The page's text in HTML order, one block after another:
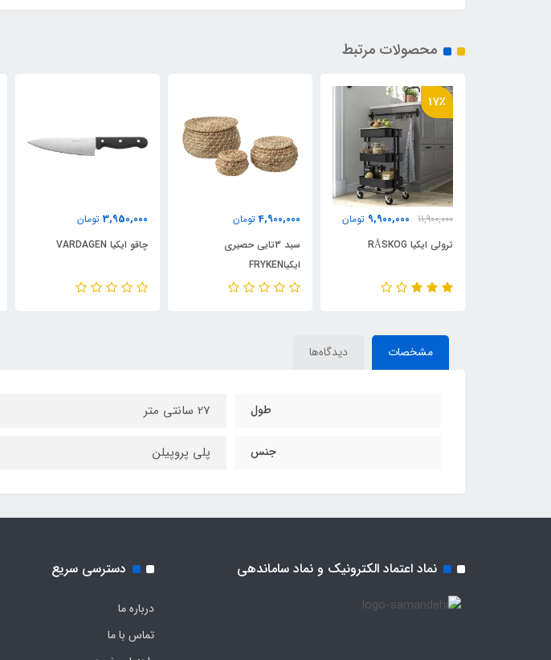
محصولات مرتبط
17٪
11,900,000
9,900,000 تومان
ترولی ایکیا RÅSKOG
4,900,000 تومان
سبد 3تایی حصیری
ایکیاFRYKEN
3,950,000 تومان
چاقو ایکیا VARDAGEN
مشخصات دیدگاه‌ها
طول 27 سانتی متر
جنس پلی پروپیلن
نماد اعتماد الکترونیک و نماد ساماندهی دسترسی سریع
درباره ما
تماس با ما